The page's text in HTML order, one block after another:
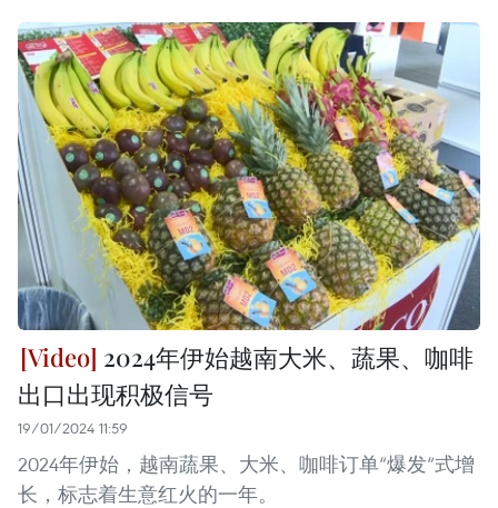
2024年伊始越南大米、蔬果、咖啡
出口出现积极信号
19/01/2024 11:59
2024年伊始，越南蔬果、大米、咖啡订单“爆发“式增
长，标志着生意红火的一年。